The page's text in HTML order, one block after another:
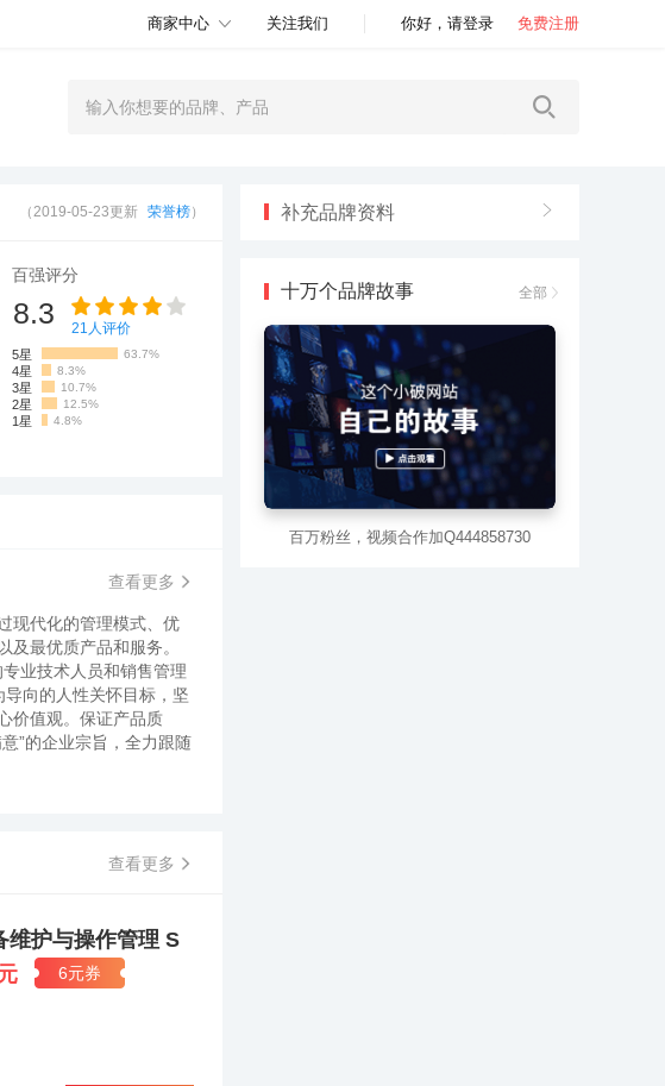
商家中心 关注我们 你好，请登录 免费注册
（2019-05-23更新 荣誉榜）
百强评分
8.3 21 人评价
5星 63.7%
4星 8.3%
3星 10.7%
2星 12.5%
1星 4.8%
查看更多
现代化的管理模式、优
及最优质产品和服务。
业技术人员和销售管理
向的人性关怀目标，坚
价值观。保证产品质
”的企业宗旨，全力跟随
查看更多
维护与操作管理 S
6元券
补充品牌资料
十万个品牌故事 全部
百万粉丝，视频合作加Q444858730